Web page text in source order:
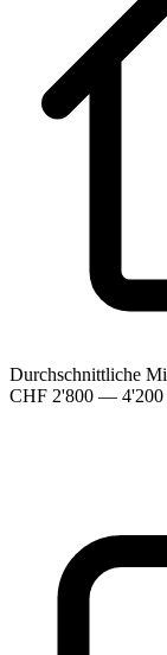
Durchschnittliche
CHF 2'800 — 4'200